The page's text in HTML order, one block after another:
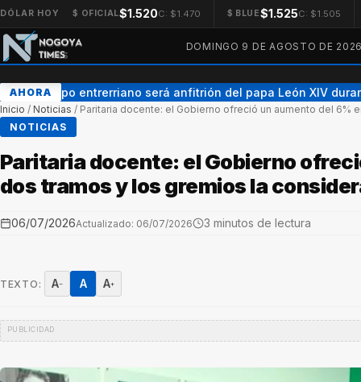
DÓLAR HOY $ OFICIAL$1.520C: $1.470 $ BLUE$1.525C: $1.505
DOMINGO 9 DE AGOSTO DE
AHORA
Un obispo entrerriano será anfitrión del papa León XIV
Inicio / Noticias / Paritaria docente: el Gobierno ofreció un aumento del
NOTICIAS
Paritaria docente: el Gobierno
dos tramos y los gremios la
06/07/2026Actualizado: 06/07/2026 3 minutos de lectura
TEXTO: A− A A+